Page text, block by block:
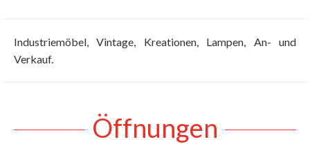
Industriemöbel, Vintage, Kreationen, Lampen, An- und
Verkauf.
Öffnungen